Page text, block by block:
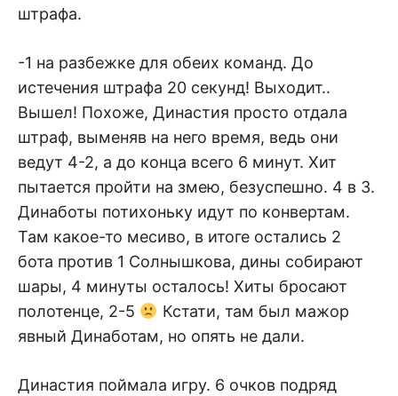
штрафа.
-1 на разбежке для обеих команд. До
истечения штрафа 20 секунд! Выходит..
Вышел! Похоже, Династия просто отдала
штраф, выменяв на него время, ведь они
ведут 4-2, а до конца всего 6 минут. Хит
пытается пройти на змею, безуспешно. 4 в 3.
Динаботы потихоньку идут по конвертам.
Там какое-то месиво, в итоге остались 2
бота против 1 Солнышкова, дины собирают
шары, 4 минуты осталось! Хиты бросают
полотенце, 2-5
Кстати, там был мажор
явный Динаботам, но опять не дали.
Династия поймала игру. 6 очков подряд